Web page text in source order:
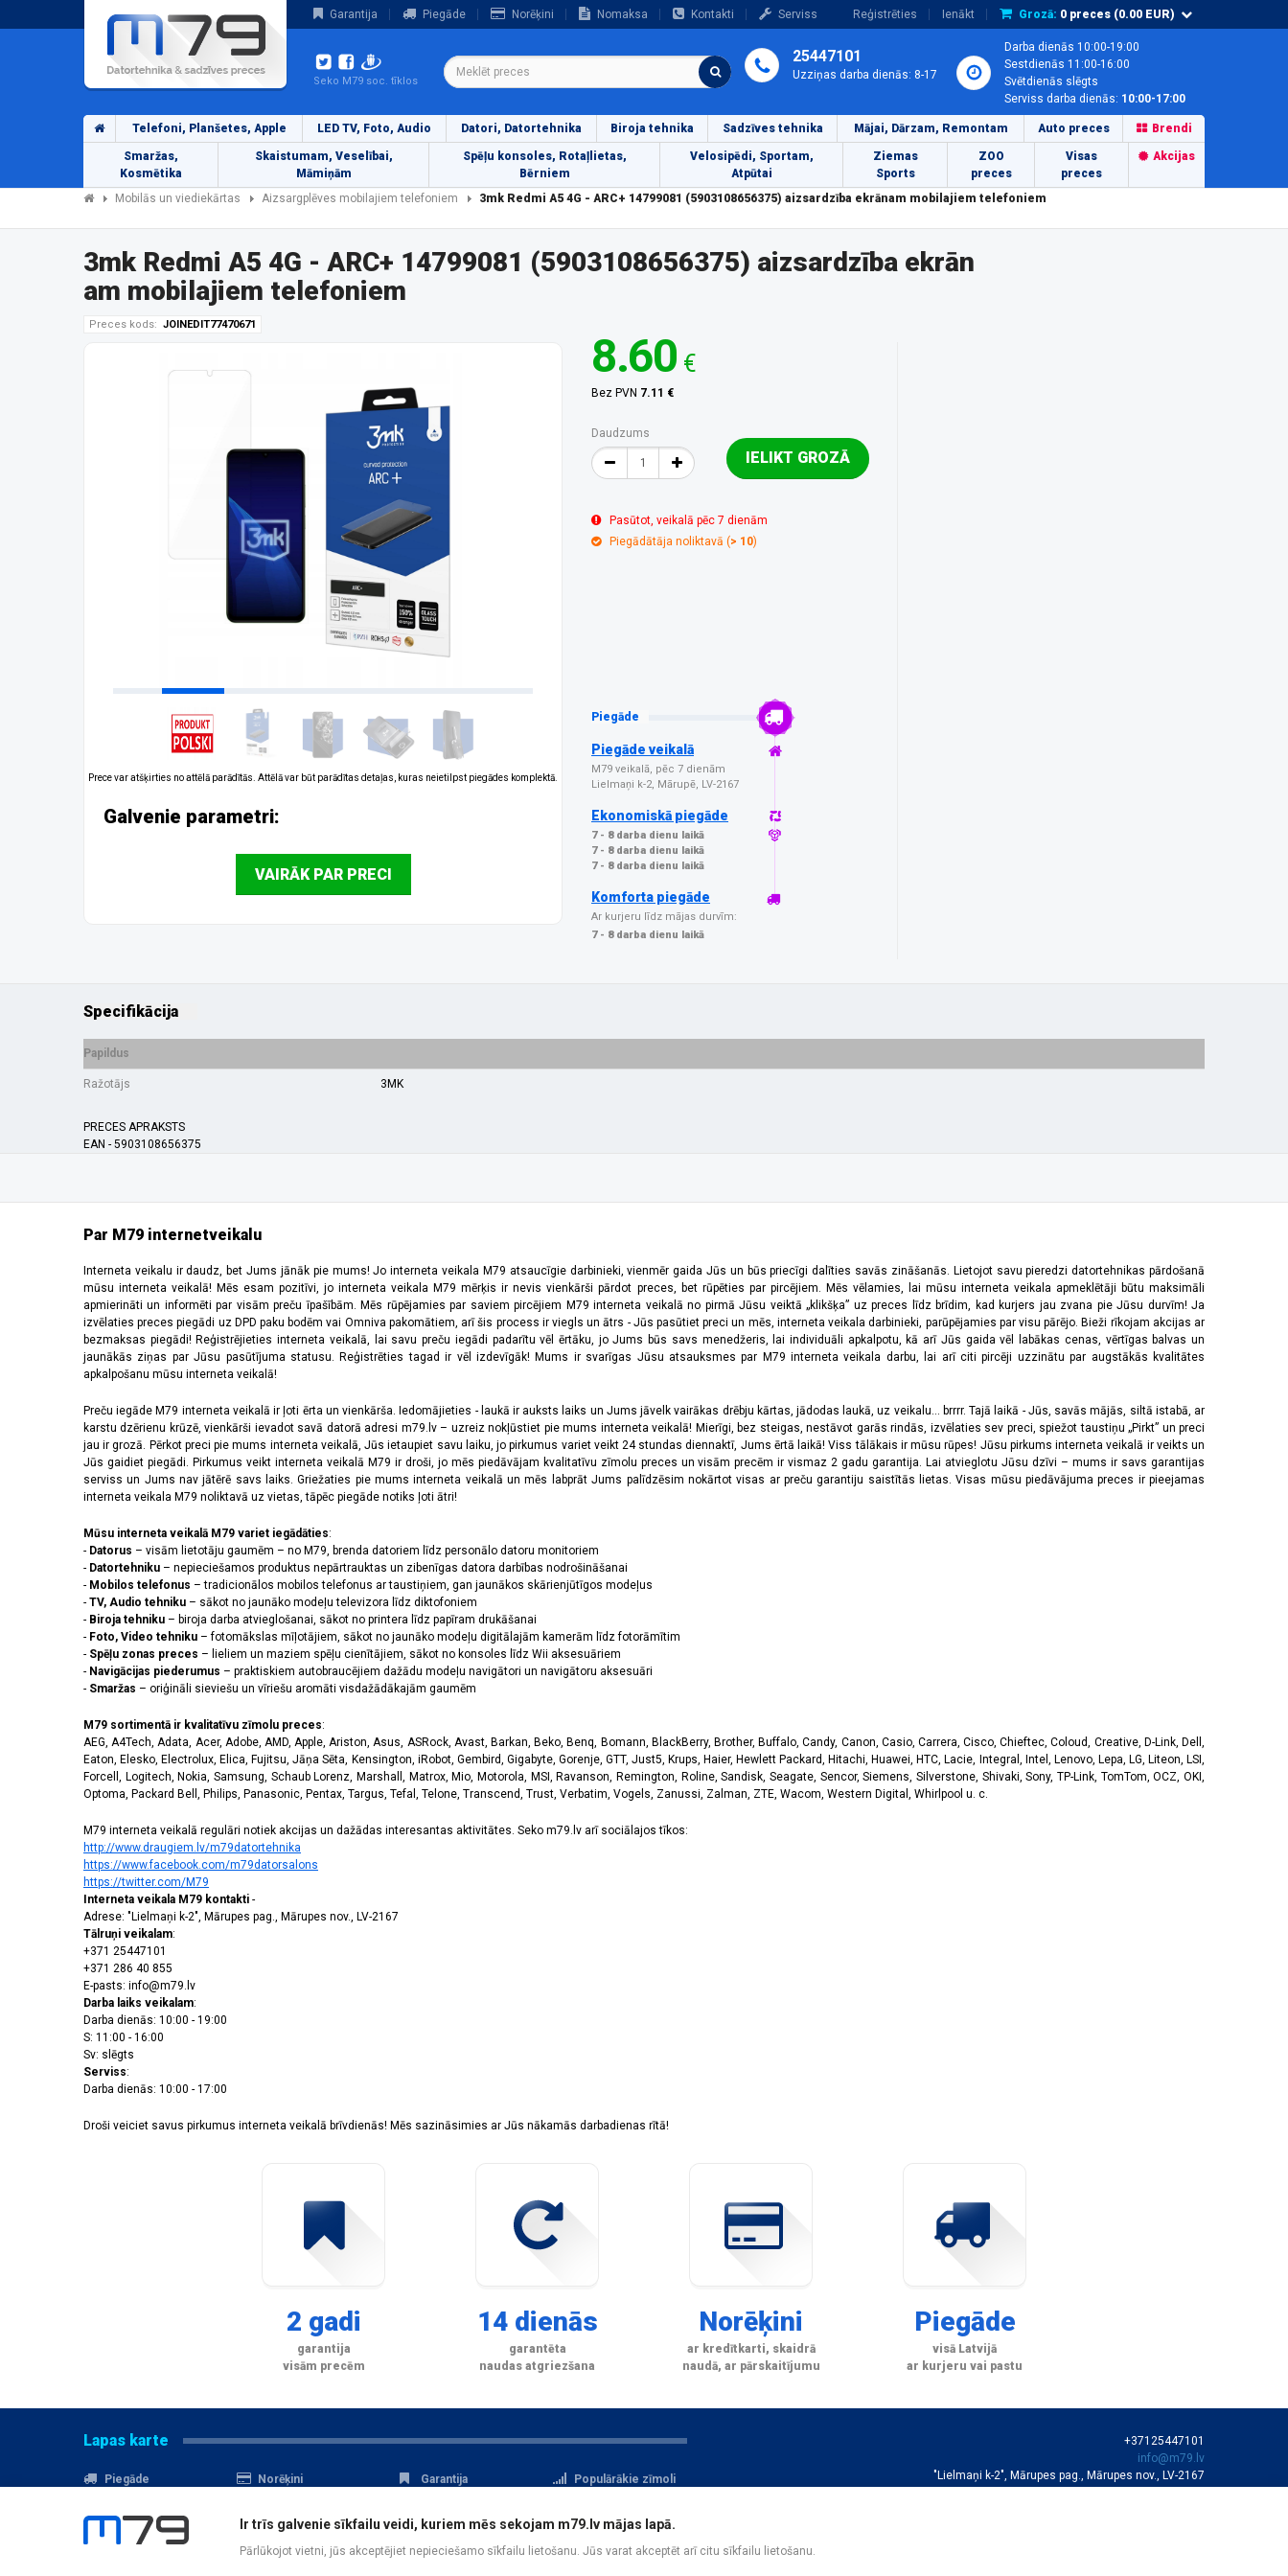
Garantija Piegāde Norēķini Nomaksa Kontakti Serviss Reģistrēties Ienākt Grozā: 0 preces (0.00 EUR)
Seko M79 soc. tīklos
25447101
Uzziņas darba dienās: 8-17
Darba dienās 10:00-19:00
Sestdienās 11:00-16:00
Svētdienās slēgts
Serviss darba dienās: 10:00-17:00
Telefoni, Planšetes, Apple LED TV, Foto, Audio Datori, Datortehnika Biroja tehnika Sadzīves tehnika Mājai, Dārzam, Remontam Auto preces Brendi
Smaržas,
Kosmētika
Skaistumam, Veselībai,
Māmiņām
Spēļu konsoles, Rotaļlietas,
Bērniem
Velosipēdi, Sportam,
Atpūtai
Ziemas
Sports
ZOO
preces
Visas
preces
Akcijas
Mobilās un viediekārtas Aizsargplēves mobilajiem telefoniem 3mk Redmi A5 4G - ARC+ 14799081 (5903108656375) aizsardzība ekrānam mobilajiem telefoniem
3mk Redmi A5 4G - ARC+ 14799081 (5903108656375) aizsardzība ekrān
am mobilajiem telefoniem
Preces kods: JOINEDIT77470671
Prece var atšķirties no attēlā parādītās. Attēlā var būt parādītas detaļas, kuras neietilpst piegādes komplektā.
Galvenie parametri:
VAIRĀK PAR PRECI
8.60 €
Bez PVN 7.11 €
Daudzums
IELIKT GROZĀ
Pasūtot, veikalā pēc 7 dienām
Piegādātāja noliktavā (> 10)
Piegāde
Piegāde veikalā
M79 veikalā, pēc 7 dienām
Lielmaņi k-2, Mārupē, LV-2167
Ekonomiskā piegāde
7 - 8 darba dienu laikā
7 - 8 darba dienu laikā
7 - 8 darba dienu laikā
Komforta piegāde
Ar kurjeru līdz mājas durvīm:
7 - 8 darba dienu laikā
Specifikācija
Papildus
Ražotājs 3MK
PRECES APRAKSTS
EAN - 5903108656375
Par M79 internetveikalu
Interneta veikalu ir daudz, bet Jums jānāk pie mums! Jo interneta veikala M79 atsaucīgie darbinieki, vienmēr gaida Jūs un būs priecīgi dalīties savās zināšanās. Lietojot savu pieredzi datortehnikas pārdošanā
mūsu interneta veikalā! Mēs esam pozitīvi, jo interneta veikala M79 mērķis ir nevis vienkārši pārdot preces, bet rūpēties par pircējiem. Mēs vēlamies, lai mūsu interneta veikala apmeklētāji būtu maksimāli
apmierināti un informēti par visām preču īpašībām. Mēs rūpējamies par saviem pircējiem M79 interneta veikalā no pirmā Jūsu veiktā „klikšķa” uz preces līdz brīdim, kad kurjers jau zvana pie Jūsu durvīm! Ja
izvēlaties preces piegādi uz DPD paku bodēm vai Omniva pakomātiem, arī šis process ir viegls un ātrs - Jūs pasūtiet preci un mēs, interneta veikala darbinieki, parūpējamies par visu pārējo. Bieži rīkojam akcijas ar
bezmaksas piegādi! Reģistrējieties interneta veikalā, lai savu preču iegādi padarītu vēl ērtāku, jo Jums būs savs menedžeris, lai individuāli apkalpotu, kā arī Jūs gaida vēl labākas cenas, vērtīgas balvas un
jaunākās ziņas par Jūsu pasūtījuma statusu. Reģistrēties tagad ir vēl izdevīgāk! Mums ir svarīgas Jūsu atsauksmes par M79 interneta veikala darbu, lai arī citi pircēji uzzinātu par augstākās kvalitātes
apkalpošanu mūsu interneta veikalā!
Preču iegāde M79 interneta veikalā ir ļoti ērta un vienkārša. Iedomājieties - laukā ir auksts laiks un Jums jāvelk vairākas drēbju kārtas, jādodas laukā, uz veikalu... brrrr. Tajā laikā - Jūs, savās mājās, siltā istabā, ar
karstu dzērienu krūzē, vienkārši ievadot savā datorā adresi m79.lv – uzreiz nokļūstiet pie mums interneta veikalā! Mierīgi, bez steigas, nestāvot garās rindās, izvēlaties sev preci, spiežot taustiņu „Pirkt” un preci
jau ir grozā. Pērkot preci pie mums interneta veikalā, Jūs ietaupiet savu laiku, jo pirkumus variet veikt 24 stundas diennaktī, Jums ērtā laikā! Viss tālākais ir mūsu rūpes! Jūsu pirkums interneta veikalā ir veikts un
Jūs gaidiet piegādi. Pirkumus veikt interneta veikalā M79 ir droši, jo mēs piedāvājam kvalitatīvu zīmolu preces un visām precēm ir vismaz 2 gadu garantija. Lai atvieglotu Jūsu dzīvi – mums ir savs garantijas
serviss un Jums nav jātērē savs laiks. Griežaties pie mums interneta veikalā un mēs labprāt Jums palīdzēsim nokārtot visas ar preču garantiju saistītās lietas. Visas mūsu piedāvājuma preces ir pieejamas
interneta veikala M79 noliktavā uz vietas, tāpēc piegāde notiks ļoti ātri!
Mūsu interneta veikalā M79 variet iegādāties:
- Datorus – visām lietotāju gaumēm – no M79, brenda datoriem līdz personālo datoru monitoriem
- Datortehniku – nepieciešamos produktus nepārtrauktas un zibenīgas datora darbības nodrošināšanai
- Mobilos telefonus – tradicionālos mobilos telefonus ar taustiņiem, gan jaunākos skārienjūtīgos modeļus
- TV, Audio tehniku – sākot no jaunāko modeļu televizora līdz diktofoniem
- Biroja tehniku – biroja darba atvieglošanai, sākot no printera līdz papīram drukāšanai
- Foto, Video tehniku – fotomākslas mīļotājiem, sākot no jaunāko modeļu digitālajām kamerām līdz fotorāmītim
- Spēļu zonas preces – lieliem un maziem spēļu cienītājiem, sākot no konsoles līdz Wii aksesuāriem
- Navigācijas piederumus – praktiskiem autobraucējiem dažādu modeļu navigātori un navigātoru aksesuāri
- Smaržas – oriģināli sieviešu un vīriešu aromāti visdažādākajām gaumēm
M79 sortimentā ir kvalitatīvu zīmolu preces:
AEG, A4Tech, Adata, Acer, Adobe, AMD, Apple, Ariston, Asus, ASRock, Avast, Barkan, Beko, Benq, Bomann, BlackBerry, Brother, Buffalo, Candy, Canon, Casio, Carrera, Cisco, Chieftec, Coloud, Creative, D-Link, Dell,
Eaton, Elesko, Electrolux, Elica, Fujitsu, Jāņa Sēta, Kensington, iRobot, Gembird, Gigabyte, Gorenje, GTT, Just5, Krups, Haier, Hewlett Packard, Hitachi, Huawei, HTC, Lacie, Integral, Intel, Lenovo, Lepa, LG, Liteon, LSI,
Forcell, Logitech, Nokia, Samsung, Schaub Lorenz, Marshall, Matrox, Mio, Motorola, MSI, Ravanson, Remington, Roline, Sandisk, Seagate, Sencor, Siemens, Silverstone, Shivaki, Sony, TP-Link, TomTom, OCZ, OKI,
Optoma, Packard Bell, Philips, Panasonic, Pentax, Targus, Tefal, Telone, Transcend, Trust, Verbatim, Vogels, Zanussi, Zalman, ZTE, Wacom, Western Digital, Whirlpool u. c.
M79 interneta veikalā regulāri notiek akcijas un dažādas interesantas aktivitātes. Seko m79.lv arī sociālajos tīkos:
http://www.draugiem.lv/m79datortehnika
https://www.facebook.com/m79datorsalons
https://twitter.com/M79
Interneta veikala M79 kontakti -
Adrese: "Lielmaņi k-2", Mārupes pag., Mārupes nov., LV-2167
Tālruņi veikalam:
+371 25447101
+371 286 40 855
E-pasts: info@m79.lv
Darba laiks veikalam:
Darba dienās: 10:00 - 19:00
S: 11:00 - 16:00
Sv: slēgts
Serviss:
Darba dienās: 10:00 - 17:00
Droši veiciet savus pirkumus interneta veikalā brīvdienās! Mēs sazināsimies ar Jūs nākamās darbadienas rītā!
2 gadi
garantija
visām precēm
14 dienās
garantēta
naudas atgriezšana
Norēķini
ar kredītkarti, skaidrā
naudā, ar pārskaitījumu
Piegāde
visā Latvijā
ar kurjeru vai pastu
Lapas karte
Piegāde
Norēķini
Akcijas
Serviss
Garantija
Populārākie zīmoli
Datu aizsardzība
Reģistrācija
+37125447101
info@m79.lv
"Lielmaņi k-2", Mārupes pag., Mārupes nov., LV-2167
Ir trīs galvenie sīkfailu veidi, kuriem mēs sekojam m79.lv mājas lapā.
Pārlūkojot vietni, jūs akceptējiet nepieciešamo sīkfailu lietošanu. Jūs varat akceptēt arī citu sīkfailu lietošanu.